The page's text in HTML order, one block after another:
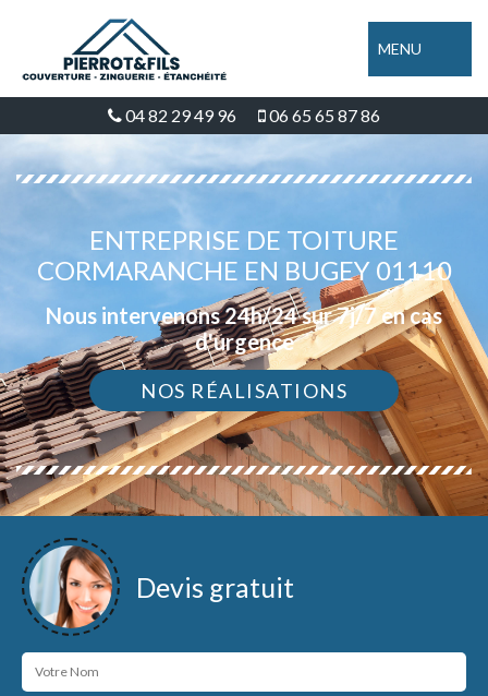
MENU
04 82 29 49 96 06 65 65 87 86
ENTREPRISE DE TOITURE
CORMARANCHE EN BUGEY 01110
Nous intervenons 24h/24 sur 7j/7 en cas
d'urgence
NOS RÉALISATIONS
Devis gratuit